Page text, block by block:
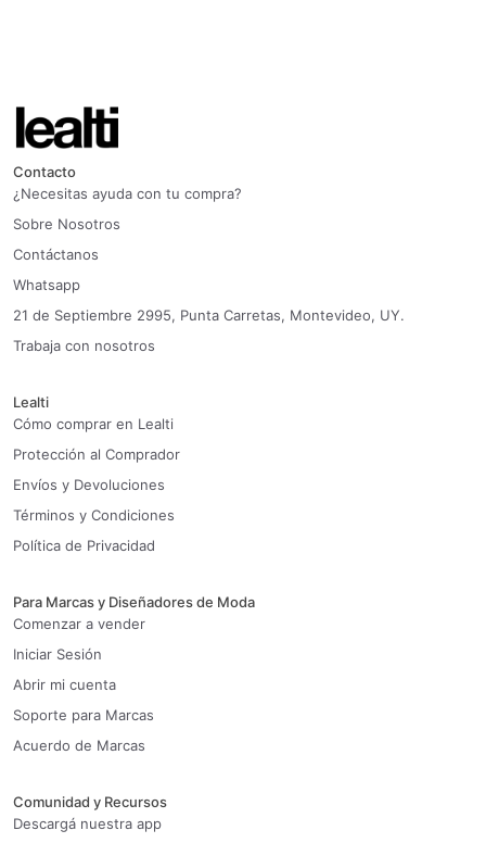
Contacto
¿Necesitas ayuda con tu compra?
Sobre Nosotros
Contáctanos
Whatsapp
21 de Septiembre 2995, Punta Carretas, Montevideo, UY.
Trabaja con nosotros
Lealti
Cómo comprar en Lealti
Protección al Comprador
Envíos y Devoluciones
Términos y Condiciones
Política de Privacidad
Para Marcas y Diseñadores de Moda
Comenzar a vender
Iniciar Sesión
Abrir mi cuenta
Soporte para Marcas
Acuerdo de Marcas
Comunidad y Recursos
Descargá nuestra app